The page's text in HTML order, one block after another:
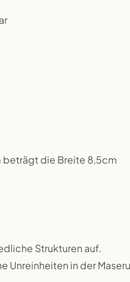
beträgt die Breite 8,5cm
Strukturen auf.
Unreinheiten in der